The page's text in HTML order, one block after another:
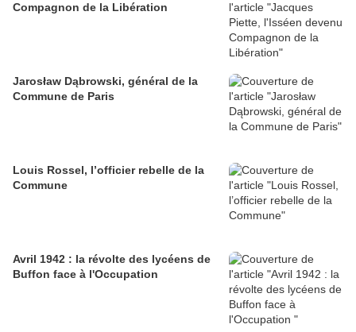
Compagnon de la Libération
Jarosław Dąbrowski, général de la
Commune de Paris
Louis Rossel, l’officier rebelle de la
Commune
Avril 1942 : la révolte des lycéens de
Buffon face à l'Occupation